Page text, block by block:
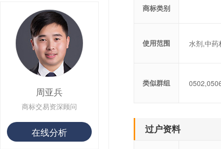
用户 S**26 购买 图***
用户 S**10 购买 侯***
用户 S**16 购买 火***
用户 S**25 购买 水***
用户 S**33 购买 巴***
用户 S**80 购买 王***
用户 S**19 购买 T***
用户 S**22 购买 茶***
用户 S**68 购买 俏***
周亚兵
商标交易资深顾问
在线分析
商标类别
使用范围 水剂,中
类似群组
过户资料